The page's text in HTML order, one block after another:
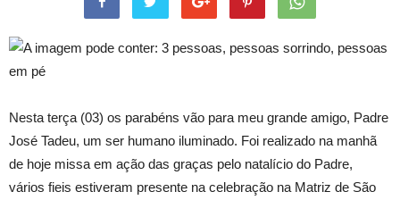
Nesta terça (03) os parabéns vão para meu grande amigo, Padre
José Tadeu, um ser humano iluminado. Foi realizado na manhã
de hoje missa em ação das graças pelo natalício do Padre,
vários fieis estiveram presente na celebração na Matriz de São